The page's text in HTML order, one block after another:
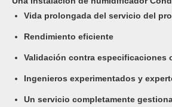
Vida prolongada del servicio del
Rendimiento eficiente
Validación contra especificaciones
Ingenieros experimentados y
Un servicio completamente